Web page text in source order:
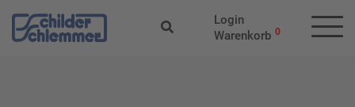
Login
Warenkorb 0